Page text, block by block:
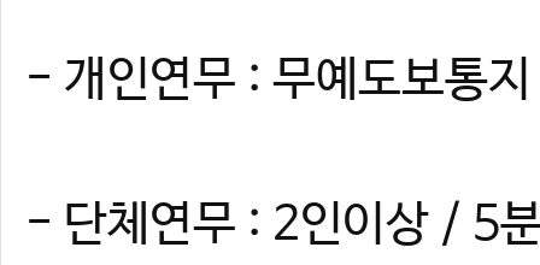
- 개인연무 : 무예도보통
- 단체연무 : 2인이상 / 5